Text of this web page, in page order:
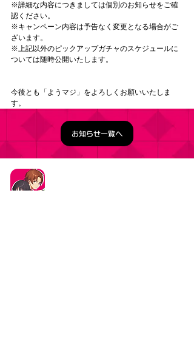
※詳細な内容につきましては個別のお知らせをご確
認ください。
※キャンペーン内容は予告なく変更となる場合がご
ざいます。
※上記以外のピックアップガチャのスケジュールに
ついては随時公開いたします。
今後とも「ようマジ」をよろしくお願いいたしま
す。
お知らせ一覧へ